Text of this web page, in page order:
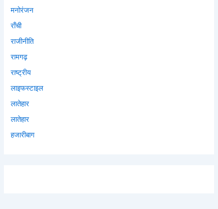
मनोरंजन
राँची
राजीनीति
रामगढ़
राष्ट्रीय
लाइफस्टाइल
लातेहार
लातेहार
हजारीबाग